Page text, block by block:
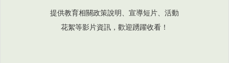
提供教育相關政策說明、宣導短片、活動
花絮等影片資訊，歡迎踴躍收看！